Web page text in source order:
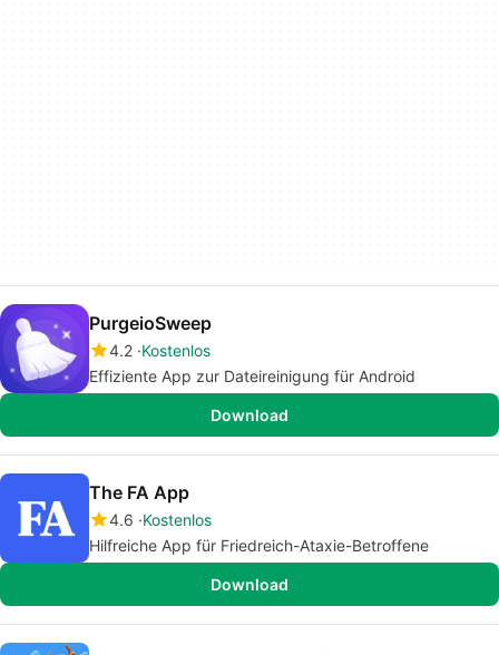
PurgeioSweep
4.2 Kostenlos
Effiziente App zur Dateireinigung für Android
Download
The FA App
4.6 Kostenlos
Hilfreiche App für Friedreich-Ataxie-Betroffene
Download